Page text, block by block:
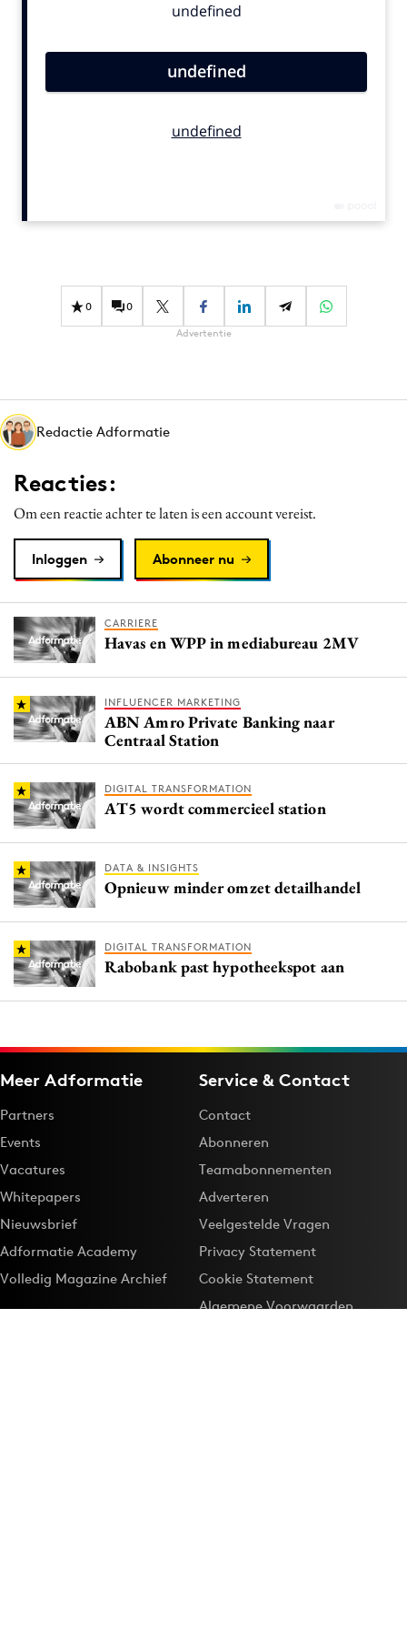
Contentmarketing
Effectiviteit
Gedragsverandering
Martech
Media
Merkstrategie
Programmatic
Purpose Marketing
Reputatie & crisis
0 0
Advertentie
Redactie Adformatie
Reacties:
Om een reactie achter te laten is een account vereist.
Inloggen Abonneer nu
CARRIERE
Havas en WPP in mediabureau 2MV
INFLUENCER MARKETING
ABN Amro Private Banking naar
Centraal Station
DIGITAL TRANSFORMATION
AT5 wordt commercieel station
DATA & INSIGHTS
Opnieuw minder omzet detailhandel
DIGITAL TRANSFORMATION
Rabobank past hypotheekspot aan
Meer Adformatie
Partners
Events
Vacatures
Whitepapers
Nieuwsbrief
Adformatie Academy
Volledig Magazine Archief
Service & Contact
Contact
Abonneren
Teamabonnementen
Adverteren
Veelgestelde Vragen
Privacy Statement
Cookie Statement
Algemene Voorwaarden